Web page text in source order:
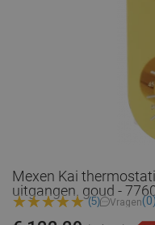
Mexen Kai
uitgangen. goud -
(5) Vragen(0)